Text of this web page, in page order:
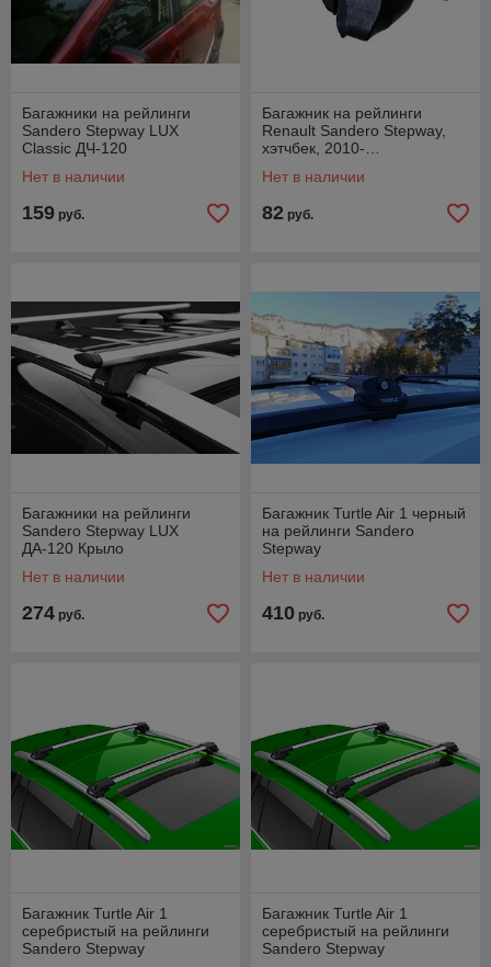
Багажники на рейлинги
Sandero Stepway LUX
Classic ДЧ-120
Нет в наличии
159 руб.
Багажник на рейлинги
Renault Sandero Stepway,
хэтчбек, 2010-…
Нет в наличии
82 руб.
Багажники на рейлинги
Sandero Stepway LUX
ДА-120 Крыло
Нет в наличии
274 руб.
Багажник Turtle Air 1 черный
на рейлинги Sandero
Stepway
Нет в наличии
410 руб.
Багажник Turtle Air 1
серебристый на рейлинги
Sandero Stepway
Багажник Turtle Air 1
серебристый на рейлинги
Sandero Stepway